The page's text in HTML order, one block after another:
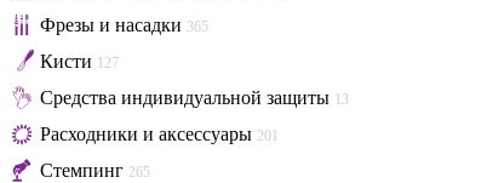
Фрезы и насадки 365
Кисти 127
Средства индивидуальной защиты 13
Расходники и аксессуары 201
Стемпинг 265